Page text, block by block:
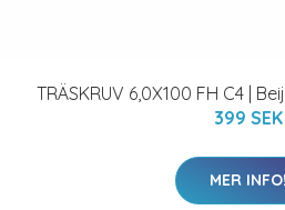
TRÄSKRUV 6,0X100 FH C4 |
399 SEK
MER INFO!